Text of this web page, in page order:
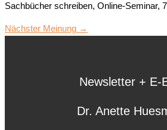
Sachbücher schreiben, Online-Seminar,
Nächster Meinung →
Newsletter + E-
Dr. Anette